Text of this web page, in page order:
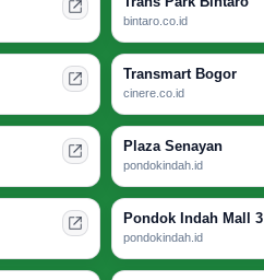
bintaro.co.id
Transmart Bogor
cinere.co.id
Plaza Senayan
pondokindah.id
Pondok Indah Mall 3
pondokindah.id